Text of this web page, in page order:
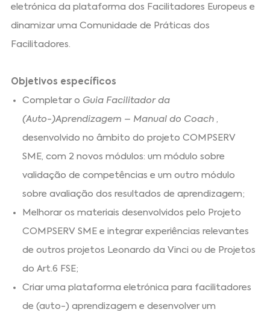
eletrónica da plataforma dos Facilitadores Europeus e
dinamizar uma Comunidade de Práticas dos
Facilitadores.
Objetivos específicos
Completar o Guia Facilitador da
(Auto-)Aprendizagem – Manual do Coach,
desenvolvido no âmbito do projeto COMPSERV
SME, com 2 novos módulos: um módulo sobre
validação de competências e um outro módulo
sobre avaliação dos resultados de aprendizagem;
Melhorar os materiais desenvolvidos pelo Projeto
COMPSERV SME e integrar experiências relevantes
de outros projetos Leonardo da Vinci ou de Projetos
do Art.6 FSE;
Criar uma plataforma eletrónica para facilitadores
de (auto-) aprendizagem e desenvolver um